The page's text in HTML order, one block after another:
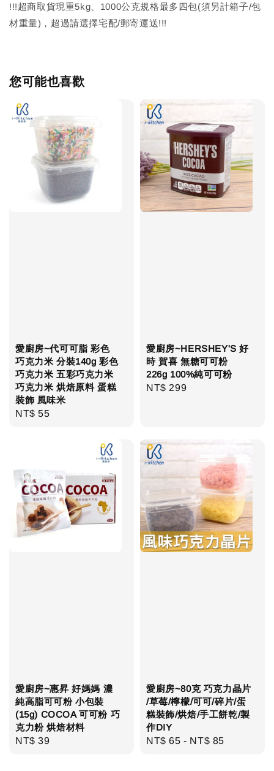
!!!超商取貨現重5kg、1000公克規格最多四包(須另計箱子/包
材重量)，超過請選擇宅配/郵寄運送!!!
您可能也喜歡
愛廚房~代可可脂 彩色
巧克力米 分裝140g 彩色
巧克力米 五彩巧克力米
巧克力米 烘焙原料 蛋糕
裝飾 風味米
Regular
NT$ 55
愛廚房~HERSHEY'S 好
時 賀喜 無糖可可粉
226g 100%純可可粉
Regular
NT$ 299
愛廚房~惠昇 好媽媽 濃
純高脂可可粉 小包裝
(15g) COCOA 可可粉 巧
克力粉 烘焙材料
Regular
NT$ 39
愛廚房~80克 巧克力晶片
/草莓/檸檬/可可/碎片/蛋
糕裝飾/烘焙/手工餅乾/製
作DIY
Regular
NT$ 65 - NT$ 85